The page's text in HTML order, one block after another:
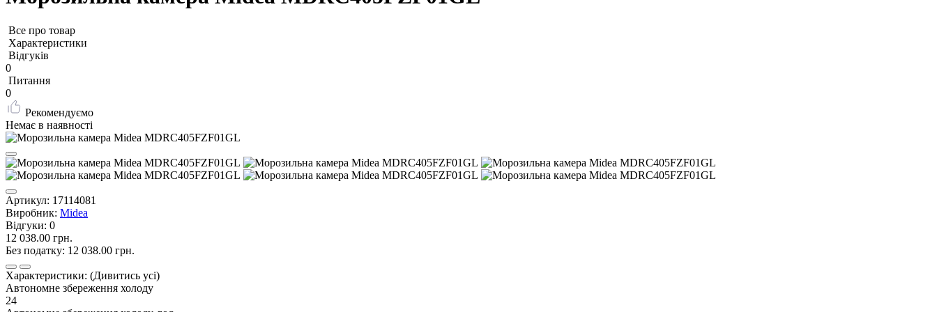
Все про товар
Характеристики
Відгуків
0
Питання
0
Рекомендуємо
Немає в наявності
Артикул: 17114081
Виробник: Midea
Відгуки: 0
12 038.00 грн.
Без податку: 12 038.00 грн.
Характеристики: (Дивитись усі)
Автономне збереження холоду
24